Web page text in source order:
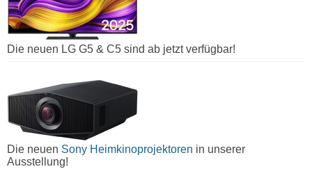
Die neuen LG G5 & C5 sind ab jetzt verfügbar!
Die neuen Sony Heimkinoprojektoren in unserer
Ausstellung!